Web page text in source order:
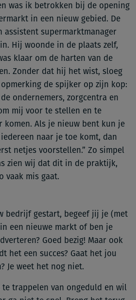
was ik betrokken bij de opening
in een nieuw gebied. De
assistent supermarktmanager
Hij woonde in de plaats zelf,
klaar om de harten van de
Zonder dat hij het wist, sloeg
de spijker op zijn kop:
ondernemers, zorgcentra en
mij voor te stellen en te
Als je nieuw bent kun je
naar je toe komt, dan
netjes voorstellen.” Zo simpel
zien wij dat dit in de praktijk,
vaak mis gaat.
bedrijf gestart, begeef jij je (met
een nieuwe markt of ben je
Goed bezig! Maar ook
het een succes? Gaat het jou
Je weet het nog niet.
trappelen van ongeduld en wil